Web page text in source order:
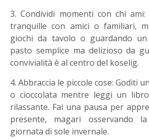
3. Condividi momenti con chi
tranquille con amici o familiari,
giochi da tavolo o guardando
pasto semplice ma delizioso da
convivialità è al centro del koselig.
4. Abbraccia le piccole cose: Goditi
o cioccolata mentre leggi un
rilassante. Fai una pausa per
presente, magari osservando
giornata di sole invernale.